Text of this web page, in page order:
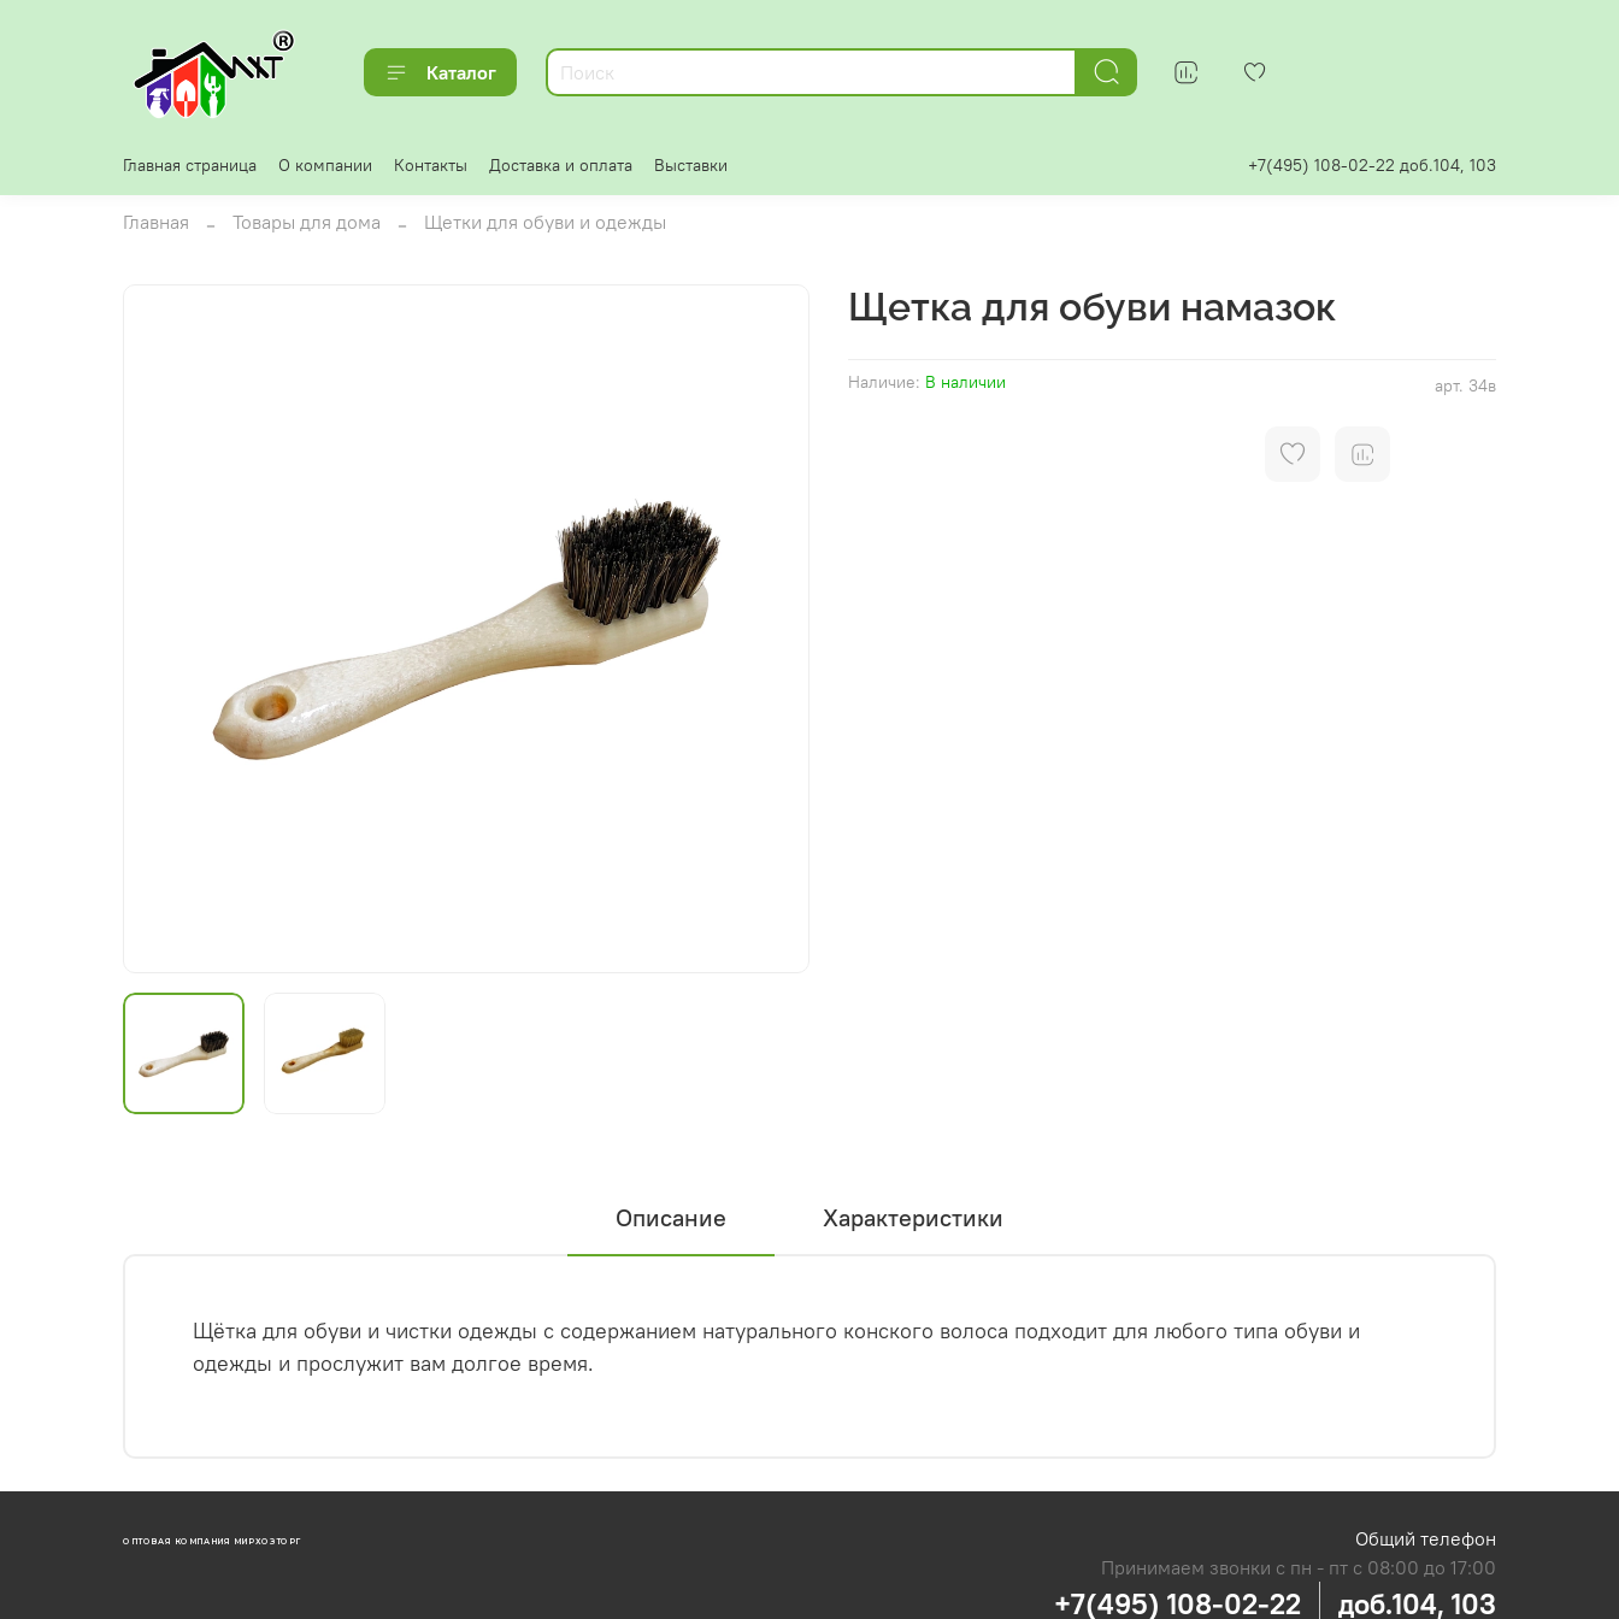
Каталог
Главная страница О компании Контакты Доставка и оплата Выставки +7(495) 108-02-22 доб.104, 103
Главная Товары для дома Щетки для обуви и одежды
арт. 34в
Наличие: В наличии
Щетка для обуви намазок
Описание Характеристики
Щётка для обуви и чистки одежды c содержанием натурального конского волоса подходит для любого типа обуви и
одежды и прослужит вам долгое время.
ОПТОВАЯ КОМПАНИЯ МИРХОЗТОРГ
Общий телефон
Принимаем звонки с пн - пт с 08:00 до 17:00
+7(495) 108-02-22 доб.104, 103